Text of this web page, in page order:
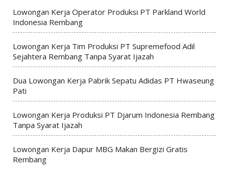
Lowongan Kerja Operator Produksi PT Parkland World
Indonesia Rembang
Lowongan Kerja Tim Produksi PT Supremefood Adil
Sejahtera Rembang Tanpa Syarat Ijazah
Dua Lowongan Kerja Pabrik Sepatu Adidas PT Hwaseung
Pati
Lowongan Kerja Produksi PT Djarum Indonesia Rembang
Tanpa Syarat Ijazah
Lowongan Kerja Dapur MBG Makan Bergizi Gratis
Rembang